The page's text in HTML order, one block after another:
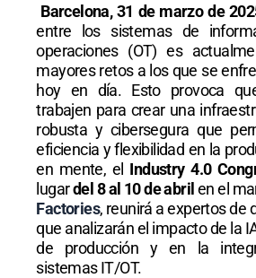
Barcelona, 31 de marzo de
entre los sistemas de
operaciones (OT) es
mayores retos a los que se
hoy en día. Esto provoca
trabajen para crear una
robusta y cibersegura que
eficiencia y flexibilidad en la
en mente, el Industry 4.0
lugardel 8 al 10 de abrilen el
Factories, reunirá a expertos de
que analizarán el impacto de la
de producción y en la
sistemas IT/OT.